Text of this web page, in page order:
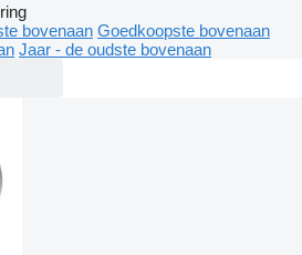
bovenaan Goedkoopste bovenaan
Jaar - de oudste bovenaan